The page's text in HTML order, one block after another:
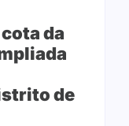
da
de